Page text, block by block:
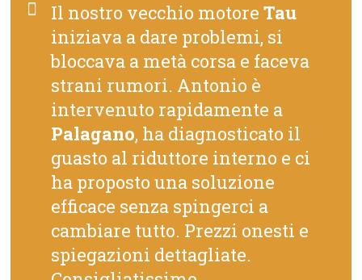
Il nostro vecchio motoreTau
iniziava a dare problemi, si
bloccava a metà corsa e faceva
strani rumori. Antonio è
intervenuto rapidamente a
Palagano, ha diagnosticato il
guasto al riduttore interno e ci
ha proposto una soluzione
efficace senza spingerci a
cambiare tutto. Prezzi onesti e
spiegazioni dettagliate.